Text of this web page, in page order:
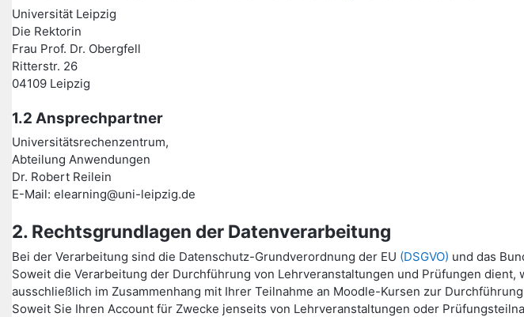
Universität Leipzig
Die Rektorin
Frau Prof. Dr. Obergfell
Ritterstr. 26
04109 Leipzig
1.2 Ansprechpartner
Universitätsrechenzentrum,
Abteilung Anwendungen
Dr. Robert Reilein
E-Mail: elearning@uni-leipzig.de
2. Rechtsgrundlagen der Datenverarbeitung
Bei der Verarbeitung sind die Datenschutz-Grundverordnung der EU (DSGVO) und das
Soweit die Verarbeitung der Durchführung von Lehrveranstaltungen und Prüfungen
ausschließlich im Zusammenhang mit Ihrer Teilnahme an Moodle-Kursen zur
Soweit Sie Ihren Account für Zwecke jenseits von Lehrveranstaltungen oder